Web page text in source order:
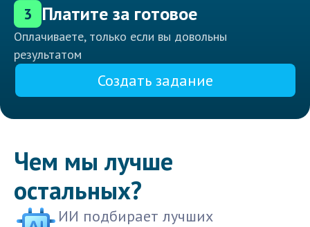
3 Платите за готовое
Оплачиваете, только если вы довольны
результатом
Создать задание
Чем мы лучше
остальных?
ИИ подбирает лучших